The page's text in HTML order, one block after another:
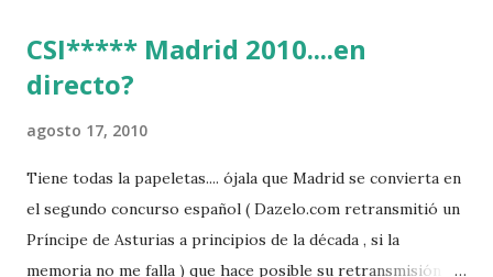
CSI***** Madrid 2010....en
directo?
agosto 17, 2010
Tiene todas la papeletas.... ójala que Madrid se convierta en
el segundo concurso español ( Dazelo.com retransmitió un
Príncipe de Asturias a principios de la década , si la
memoria no me falla ) que hace posible su retransmisión via